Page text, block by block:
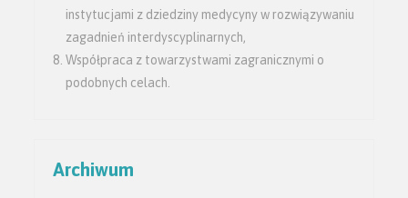
instytucjami z dziedziny medycyny w rozwiązywaniu
zagadnień interdyscyplinarnych,
Współpraca z towarzystwami zagranicznymi o
podobnych celach.
Archiwum